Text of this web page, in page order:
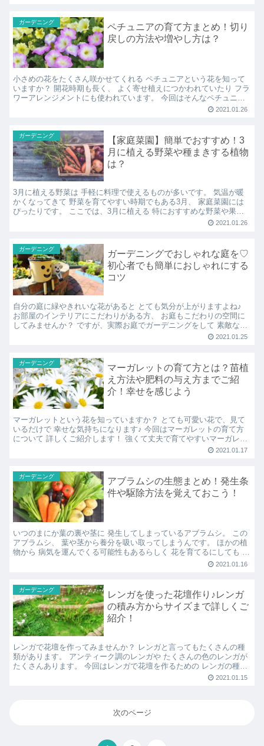
ガーデニング
ペチュニアの育て方まとめ！切り
戻しの方法や増やし方は？
小さめの花をたくさん咲かせてくれる ペチュニアという花を知って
いますか？ 開花時期も長く、 よく寄せ植えにつかわれていたり フラ
ワーアレンジメントにも使われています。 今回はそんなペチュニア
2021.01.26
ガーデニング
【家庭菜園】簡単でおすすめ！3
月に植える野菜や種まきする植物
は？
3月に植える野菜は 手軽に料理で使えるものが多いです。 気温が暖
かくなってきて 野菜を育てやすい時期でもある3月、 家庭菜園には
ぴったりです。 ここでは、3月に植える 特におすすめな野菜や果
2021.01.26
ガーデニング
ガーデニングでおしゃれな庭を♡
初心者でも簡単におしゃれにする
コツ
自分の庭に緑やきれいな花があると とても気分が上がりますよね♪
お部屋のインテリアにこだわりがある方、 お庭もこだわりの空間に
してみませんか？ ですが、実際お庭でガーデニングをして 素敵な空
2021.01.25
ガーデニング
マーガレットの育て方とは？苗植
え方法や肥料の与え方までご紹
介！幸せを感じよう
マーガレットという花を知っていますか？ とても可愛い花で、見て
いるだけで 幸せな気持ちになります♪ 今回はマーガレットの育て方
について 詳しくご紹介します！ 強くて丈夫で育てやすいマーガレッ
2021.01.17
ガーデニング
アブラムシの生態まとめ！発生条
件や駆除方法を覚えておこう！
いつのまにか葉の裏や茎に 発生してしまっているアブラムシ。 この
アブラムシ、 葉や茎から養分を吸い取ってしまうんです。 ほかの植
物から 病気を運んでくる可能性もあるらしく 花を育てるにしても 野
2021.01.16
ガーデニング
レンガを使った花壇作り♪レンガ
の積み方からサイズまで詳しくご
紹介！
レンガで花壇を作ってみませんか？ レンガと言ってもたくさんの種
類があります。 アンティーク調のレンガや たくさんの色のレンガが
たくさんあります。 今回はレンガで花壇を作るための レンガの種類
2021.01.15
次のページ